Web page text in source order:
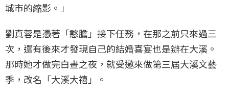
城市的縮影。」
劉真蓉是憑著「憨膽」接下任務，在那之前只來過三
次，還有後來才發現自己的結婚喜宴也是辦在大溪。
那時她才做完白晝之夜，就受邀來做第三屆大溪文藝
季，改名「大溪大禧」。